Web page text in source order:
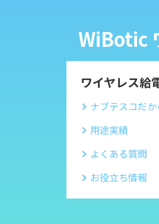
WiBotic
ワイヤレス給
ナブテスコだ
用途実績
よくある質問
お役立ち情報